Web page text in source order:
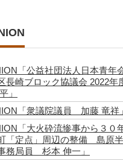
「公益社団法人日本青年
長崎ブロック協議会 2022年
」
「衆議院議員 加藤 竜祥」
「大火砕流惨事から３
「定点」周辺の整備 島原
務局員 杉本 伸一」